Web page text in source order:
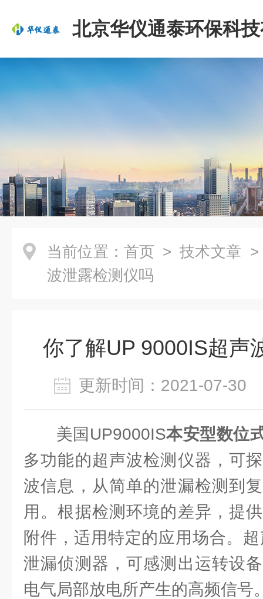
北京华仪通泰环保科
司
当前位置： 首页 > 技术文章 >
波泄露检测仪吗
你了解UP 9000IS超声
更新时间：2021-07-
美国UP9000IS本安型数位
多功能的超声波检测仪器，可
波信息，从简单的泄漏检测到
用。根据检测环境的差异，提
附件，适用特定的应用场合。
泄漏侦测器，可感测出运转设
电气局部放电所产生的高频信号